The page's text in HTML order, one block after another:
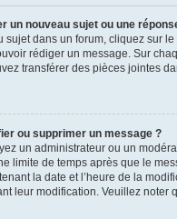
un nouveau sujet ou une
sujet dans un forum, cliquez sur
rédiger un message. Sur
transférer des pièces jointes
ou supprimer un message ?
un administrateur ou un
limite de temps après que le
la date et l’heure de la
leur modification. Veuillez noter